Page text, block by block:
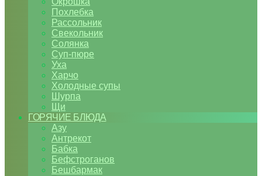
Похлебка
Рассольник
Свекольник
Солянка
Суп-пюре
Уха
Харчо
Холодные супы
Шурпа
Щи
ГОРЯЧИЕ БЛЮДА
Азу
Антрекот
Бабка
Бефстроганов
Бешбармак